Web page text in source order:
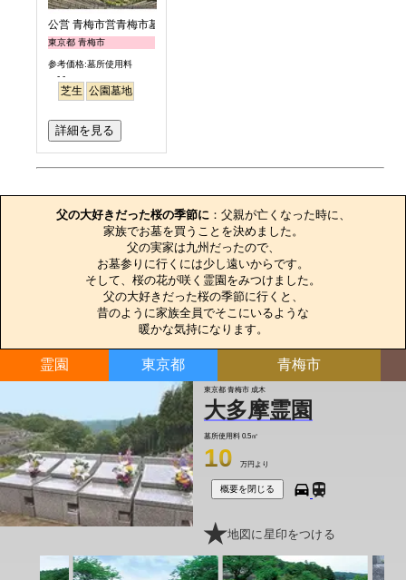
公営 青梅市営青梅市墓地公園
東京都 青梅市
参考価格:墓所使用料
- -
芝生 公園墓地
詳細を見る
父の大好きだった桜の季節に：父親が亡くなった時に、
家族でお墓を買うことを決めました。
父の実家は九州だったので、
お墓参りに行くには少し遠いからです。
そして、桜の花が咲く霊園をみつけました。
父の大好きだった桜の季節に行くと、
昔のように家族全員でそこにいるような
暖かな気持になります。
霊園 東京都 青梅市
東京都 青梅市 成木
大多摩霊園
墓所使用料 0.5㎡
10 万円より
概要を閉じる
地図に星印をつける